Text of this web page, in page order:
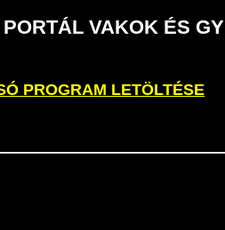
PORTÁL VAKOK ÉS
PROGRAM LETÖLTÉSE